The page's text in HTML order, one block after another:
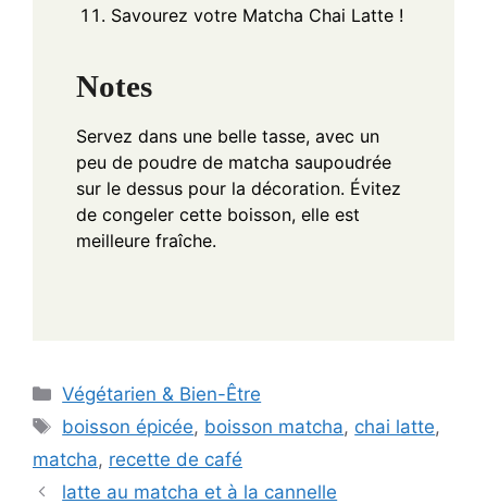
Savourez votre Matcha Chai Latte !
Notes
Servez dans une belle tasse, avec un
peu de poudre de matcha saupoudrée
sur le dessus pour la décoration. Évitez
de congeler cette boisson, elle est
meilleure fraîche.
Categories
Végétarien & Bien-Être
Tags
boisson épicée, boisson matcha, chai latte,
matcha, recette de café
latte au matcha et à la cannelle